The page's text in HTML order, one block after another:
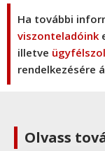
Ha további
viszonteladóink
illetve
rendelkezésére
Olvass